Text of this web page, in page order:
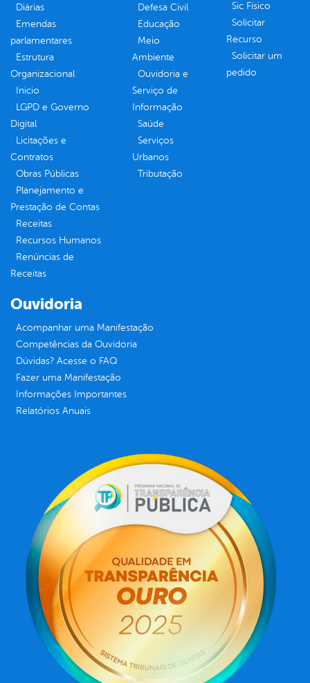
Diárias
Emendas
parlamentares
Estrutura
Organizacional
Inicio
LGPD e Governo
Digital
Licitações e
Contratos
Obras Públicas
Planejamento e
Prestação de Contas
Receitas
Recursos Humanos
Renúncias de
Receitas
Defesa Civil
Educação
Meio
Ambiente
Ouvidoria e
Serviço de
Informação
Saúde
Serviços
Urbanos
Tributação
Sic Físico
Solicitar
Recurso
Solicitar um
pedido
Ouvidoria
Acompanhar uma Manifestação
Competências da Ouvidoria
Dúvidas? Acesse o FAQ
Fazer uma Manifestação
Informações Importantes
Relatórios Anuais